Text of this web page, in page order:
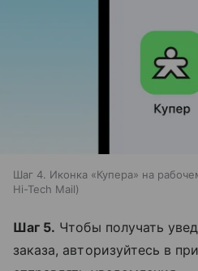
Шаг 4. Иконка «Купера» на
Hi-Tech Mail
Шаг 5. Чтобы получать
заказа, авторизуйтесь в